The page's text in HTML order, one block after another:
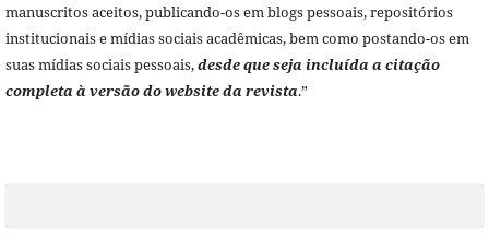
manuscritos aceitos, publicando-os em blogs pessoais, repositórios
institucionais e mídias sociais acadêmicas, bem como postando-os em
suas mídias sociais pessoais,desde que seja incluída a citação
completa à versão do website da revista.”